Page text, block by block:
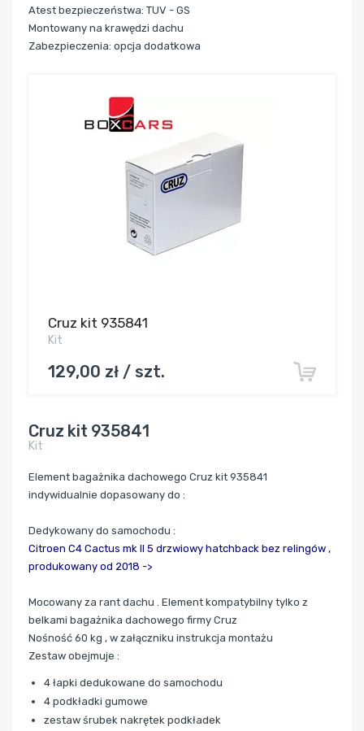
Atest bezpieczeństwa: TUV - GS
Montowany na krawędzi dachu
Zabezpieczenia: opcja dodatkowa
Cruz kit 935841
Kit
129,00 zł / szt.
Cruz kit 935841
Kit
Element bagażnika dachowego Cruz kit 935841
indywidualnie dopasowany do :
Dedykowany do samochodu :
Citroen C4 Cactus mk II 5 drzwiowy hatchback bez relingów ,
produkowany od 2018 ->
Mocowany za rant dachu . Element kompatybilny tylko z
belkami bagażnika dachowego firmy Cruz
Nośność 60 kg , w załączniku instrukcja montażu
Zestaw obejmuje :
4 łapki dedukowane do samochodu
4 podkładki gumowe
zestaw śrubek nakrętek podkładek